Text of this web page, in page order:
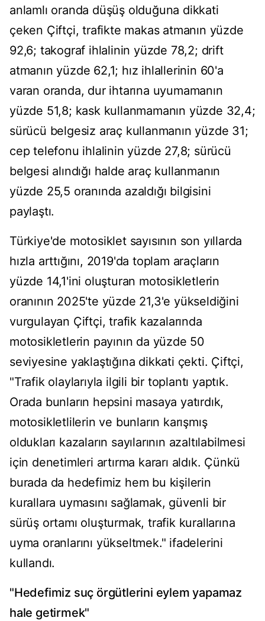
anlamlı oranda düşüş olduğuna dikkati
çeken Çiftçi, trafikte makas atmanın yüzde
92,6; takograf ihlalinin yüzde 78,2; drift
atmanın yüzde 62,1; hız ihlallerinin 60'a
varan oranda, dur ihtarına uyumamanın
yüzde 51,8; kask kullanmamanın yüzde 32,4;
sürücü belgesiz araç kullanmanın yüzde 31;
cep telefonu ihlalinin yüzde 27,8; sürücü
belgesi alındığı halde araç kullanmanın
yüzde 25,5 oranında azaldığı bilgisini
paylaştı.
Türkiye'de motosiklet sayısının son yıllarda
hızla arttığını, 2019'da toplam araçların
yüzde 14,1'ini oluşturan motosikletlerin
oranının 2025'te yüzde 21,3'e yükseldiğini
vurgulayan Çiftçi, trafik kazalarında
motosikletlerin payının da yüzde 50
seviyesine yaklaştığına dikkati çekti. Çiftçi,
"Trafik olaylarıyla ilgili bir toplantı yaptık.
Orada bunların hepsini masaya yatırdık,
motosikletlilerin ve bunların karışmış
oldukları kazaların sayılarının azaltılabilmesi
için denetimleri artırma kararı aldık. Çünkü
burada da hedefimiz hem bu kişilerin
kurallara uymasını sağlamak, güvenli bir
sürüş ortamı oluşturmak, trafik kurallarına
uyma oranlarını yükseltmek." ifadelerini
kullandı.
"Hedefimiz suç örgütlerini eylem yapamaz
hale getirmek"